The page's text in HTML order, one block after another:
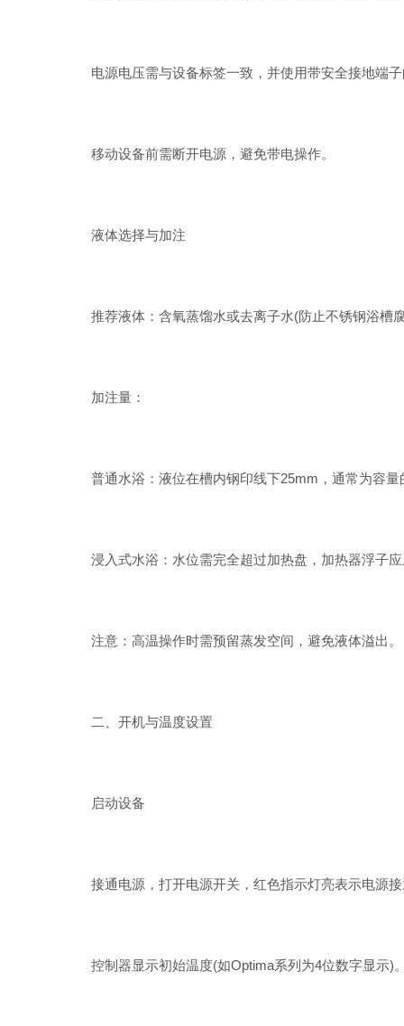
电源电压需与设备标签一致，并使用带安全接地端子
移动设备前需断开电源，避免带电操作。
液体选择与加注
推荐液体：含氧蒸馏水或去离子水(防止不锈钢浴槽
加注量：
普通水浴：液位在槽内钢印线下25mm，通常为容量
浸入式水浴：水位需完全超过加热盘，加热器浮子应
注意：高温操作时需预留蒸发空间，避免液体溢出。
二、开机与温度设置
启动设备
接通电源，打开电源开关，红色指示灯亮表示电源接
控制器显示初始温度(如Optima系列为4位数字显示)